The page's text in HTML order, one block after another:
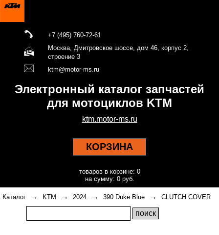
+7 (495) 760-72-61
Москва, Дмитровское шоссе, дом 46, корпус 2,
строение 3
ktm@motor-ms.ru
Электронный каталог запчастей
для мотоциклов KTM
ktm.motor-ms.ru
КОРЗИНА
товаров в корзине: 0
на сумму: 0 руб.
Каталог → KTM → 2024 → 390 Duke Blue → CLUTCH COVER